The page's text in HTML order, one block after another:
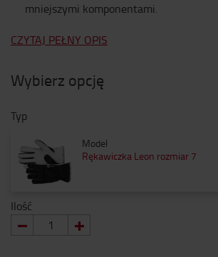
mniejszymi komponentami.
CZYTAJ PEŁNY OPIS
Wybierz opcję
Typ
Model
Rękawiczka Leon rozmiar 7
Ilość